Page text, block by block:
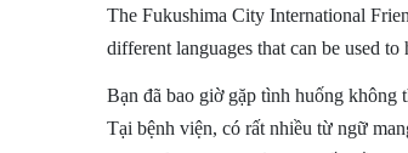
The Fukushima City International
different languages that can be used
Bạn đã bao giờ gặp tình huống không
Tại bệnh viện, có rất nhiều từ ngữ